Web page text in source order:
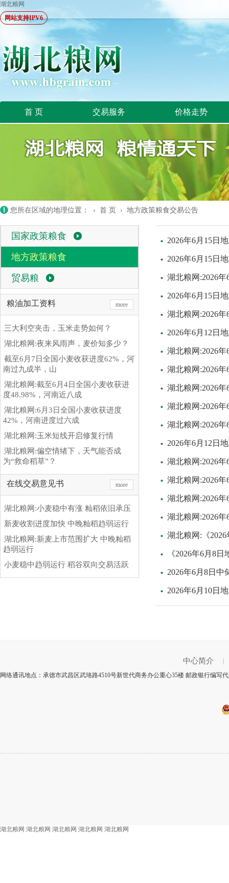
湖北粮网
网站支持IPV6
首 页 交易服务 价格走势
您所在区域的地理位置： › 首 页 › 地方政策粮食交易公告
国家政策粮食
地方政策粮食
贸易粮
粮油加工资料 more
三大利空夹击，玉米走势如何？
湖北粮网:夜来风雨声，麦价知多少？
截至6月7日全国小麦收获进度62%，河
南过九成半，山
湖北粮网:截至6月4日全国小麦收获进
度48.98%，河南近八成
湖北粮网:6月3日全国小麦收获进度
42%，河南进度过六成
湖北粮网:玉米短线开启修复行情
湖北粮网:偏空情绪下，天气能否成
为“救命稻草”？
在线交易意见书 more
湖北粮网:小麦稳中有涨 籼稻依旧承压
新麦收割进度加快 中晚籼稻趋弱运行
湖北粮网:新麦上市范围扩大 中晚籼稻
趋弱运行
小麦稳中趋弱运行 稻谷双向交易活跃
2026年6月15日
2026年6月15日
湖北粮网:2026
2026年6月15日
湖北粮网:2026
2026年6月12日
湖北粮网:2026
湖北粮网:2026
湖北粮网:2026
湖北粮网:2026
湖北粮网:2026
2026年6月12日
湖北粮网:2026
湖北粮网:2026
湖北粮网:2026
湖北粮网:2026
湖北粮网:《
《2026年6月8
2026年6月8日
2026年6月10日
中心简介
网络通讯地点：承德市武昌区武珞路4510号新世代商务办公重心35楼 邮政银行编写
湖北粮网 湖北粮网 湖北粮网 湖北粮网 湖北粮网